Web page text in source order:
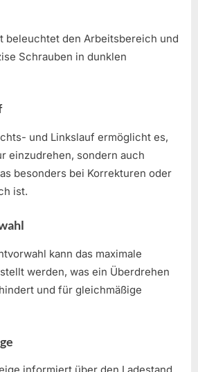
beleuchtet den Arbeitsbereich und
Schrauben in dunklen
und Linkslauf ermöglicht es,
einzudrehen, sondern auch
besonders bei Korrekturen oder
ist.
kann das maximale
werden, was ein Überdrehen
und für gleichmäßige